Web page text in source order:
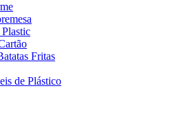
Fritas
de Plástico